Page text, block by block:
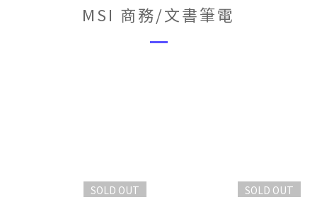
MSI 商務/文書筆電
SOLD OUT
SOLD OUT